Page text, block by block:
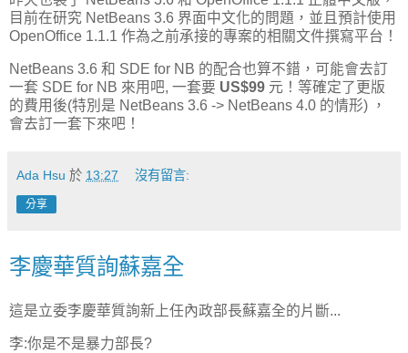
目前在研究 NetBeans 3.6 界面中文化的問題，並且預計使用
OpenOffice 1.1.1 作為之前承接的專案的相關文件撰寫平台！
NetBeans 3.6 和 SDE for NB 的配合也算不錯，可能會去訂
一套 SDE for NB 來用吧, 一套要 US$99 元！等確定了更版
的費用後(特別是 NetBeans 3.6 -> NetBeans 4.0 的情形) ，
會去訂一套下來吧！
Ada Hsu 於 13:27 沒有留言:
分享
李慶華質詢蘇嘉全
這是立委李慶華質詢新上任內政部長蘇嘉全的片斷...
李:你是不是暴力部長?